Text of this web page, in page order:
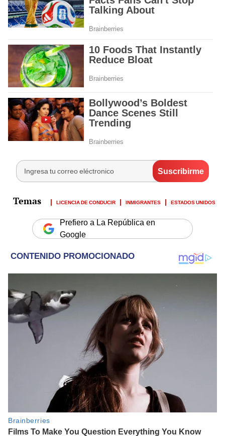
LICENCIA DE CONDUCIR INMIGRANTES ESTADOS UNIDOS
Prefiero a La República en
Google